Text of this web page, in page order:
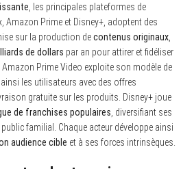
, les principales plateformes de
Amazon Prime et Disney+, adoptent des
sur la production decontenus originaux,
de dollars par an pour attirer et fidéliser
Prime Video exploite son modèle de
les utilisateurs avec des offres
gratuite sur les produits. Disney+ joue
de franchises populaires , diversifiant ses
familial. Chaque acteur développe ainsi
audience cible et à ses forces intrinsèques.